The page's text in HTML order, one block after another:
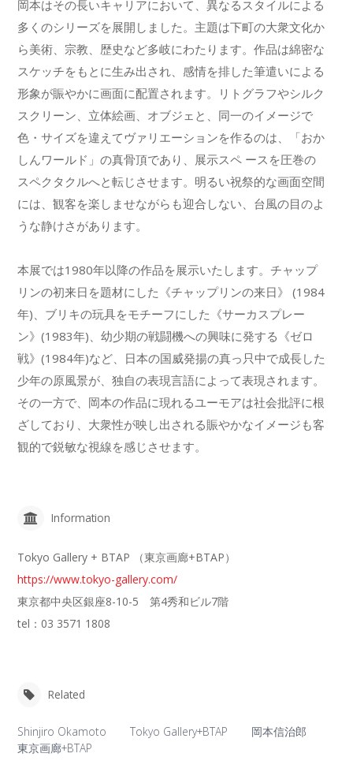
岡本はその長いキャリアにおいて、異なるスタイルによる
多くのシリーズを展開しました。主題は下町の大衆文化か
ら美術、宗教、歴史など多岐にわたります。作品は綿密な
スケッチをもとに生み出され、感情を排した筆遣いによる
形象が賑やかに画面に配置されます。リトグラフやシルク
スクリーン、立体絵画、オブジェと、同一のイメージで
色・サイズを違えてヴァリエーションを作るのは、「おか
しんワールド」の真骨頂であり、展示スペ ースを圧巻の
スペクタクルへと転じさせます。明るい祝祭的な画面空間
には、観客を楽しませながらも迎合しない、台風の目のよ
うな静けさがあります。
本展では1980年以降の作品を展示いたします。チャップ
リンの初来日を題材にした《チャップリンの来日》 (1984
年)、ブリキの玩具をモチーフにした《サーカスプレー
ン》(1983年)、幼少期の戦闘機への興味に発する《ゼロ
戦》(1984年)など、日本の国威発揚の真っ只中で成長した
少年の原風景が、独自の表現言語によって表現されます。
その一方で、岡本の作品に現れるユーモアは社会批評に根
ざしており、大衆性が映し出される賑やかなイメージも客
観的で鋭敏な視線を感じさせます。
Information
Tokyo Gallery + BTAP （東京画廊+BTAP）
https://www.tokyo-gallery.com/
東京都中央区銀座8-10-5 第4秀和ビル7階
tel：03 3571 1808
Related
Shinjiro Okamoto Tokyo Gallery+BTAP
岡本信治郎
東京画廊+BTAP